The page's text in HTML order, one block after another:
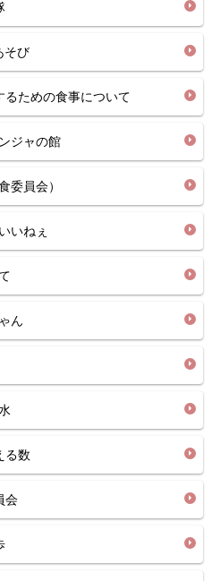
そび
ための食事について
ジャの館
員会）
いねぇ
ん
る数
会